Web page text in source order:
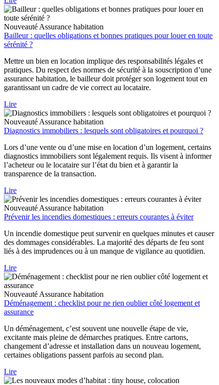
Nouveauté Assurance habitation
Bailleur : quelles obligations et bonnes pratiques pour louer en toute
sérénité ?
Mettre un bien en location implique des responsabilités légales et
pratiques. Du respect des normes de sécurité à la souscription d’une
assurance habitation, le bailleur doit protéger son logement tout en
garantissant un cadre de vie correct au locataire.
Lire
Nouveauté Assurance habitation
Diagnostics immobiliers : lesquels sont obligatoires et pourquoi ?
Lors d’une vente ou d’une mise en location d’un logement, certains
diagnostics immobiliers sont légalement requis. Ils visent à informer
l’acheteur ou le locataire sur l’état du bien et à garantir la
transparence de la transaction.
Lire
Nouveauté Assurance habitation
Prévenir les incendies domestiques : erreurs courantes à éviter
Un incendie domestique peut survenir en quelques minutes et causer
des dommages considérables. La majorité des départs de feu sont
liés à des imprudences ou à un manque de vigilance au quotidien.
Lire
Nouveauté Assurance habitation
Déménagement : checklist pour ne rien oublier côté logement et
assurance
Un déménagement, c’est souvent une nouvelle étape de vie,
excitante mais pleine de démarches pratiques. Entre cartons,
changement d’adresse et installation dans un nouveau logement,
certaines obligations passent parfois au second plan.
Lire